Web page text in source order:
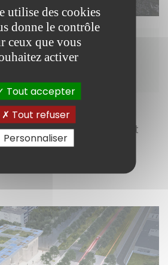
: un quartier
pour une ville
devant un auditoire
Cécile Helle et
de renom
quartier Avignon
utilise des cookies
donne le contrôle
ceux que vous
activer
Tout accepter
Tout refuser
Personnaliser